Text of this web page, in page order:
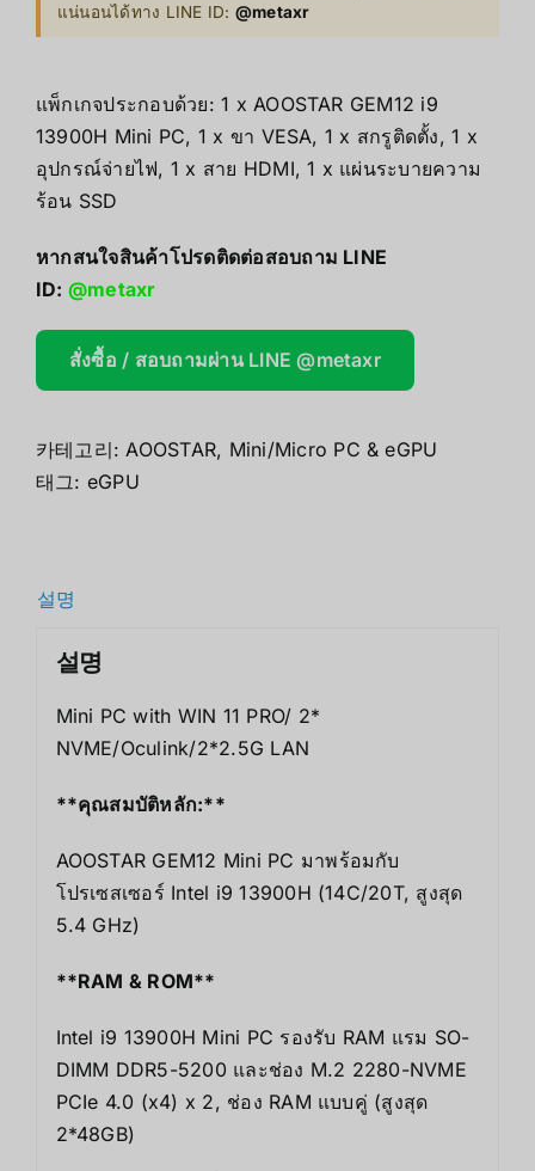
แน่นอนได้ทาง LINE ID: @metaxr
แพ็กเกจประกอบด้วย: 1 x AOOSTAR GEM12 i9
13900H Mini PC, 1 x ขา VESA, 1 x สกรูติดตั้ง, 1 x
อุปกรณ์จ่ายไฟ, 1 x สาย HDMI, 1 x แผ่นระบายความ
ร้อน SSD
หากสนใจสินค้าโปรดติดต่อสอบถาม LINE
ID: @metaxr
สั่งซื้อ / สอบถามผ่าน LINE @metaxr
카테고리: AOOSTAR, Mini/Micro PC & eGPU
태그: eGPU
설명
설명
Mini PC with WIN 11 PRO/ 2*
NVME/Oculink/2*2.5G LAN
**คุณสมบัติหลัก:**
AOOSTAR GEM12 Mini PC มาพร้อมกับ
โปรเซสเซอร์ Intel i9 13900H (14C/20T, สูงสุด
5.4 GHz)
**RAM & ROM**
Intel i9 13900H Mini PC รองรับ RAM แรม SO-
DIMM DDR5-5200 และช่อง M.2 2280-NVME
PCIe 4.0 (x4) x 2, ช่อง RAM แบบคู่ (สูงสุด
2*48GB)